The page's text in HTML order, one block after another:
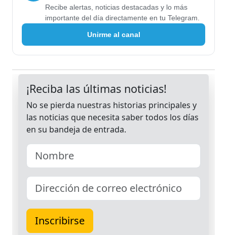
Recibe alertas, noticias destacadas y lo más
importante del día directamente en tu Telegram.
Unirme al canal